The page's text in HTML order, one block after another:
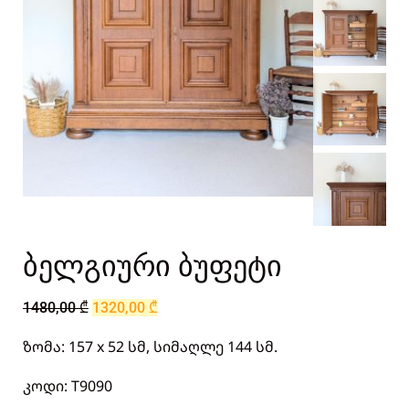
ბელგიური ბუფეტი
1480,00₾ 1320,00 ₾
ზომა: 157 x 52 სმ, სიმაღლე 144 სმ.
კოდი: T9090